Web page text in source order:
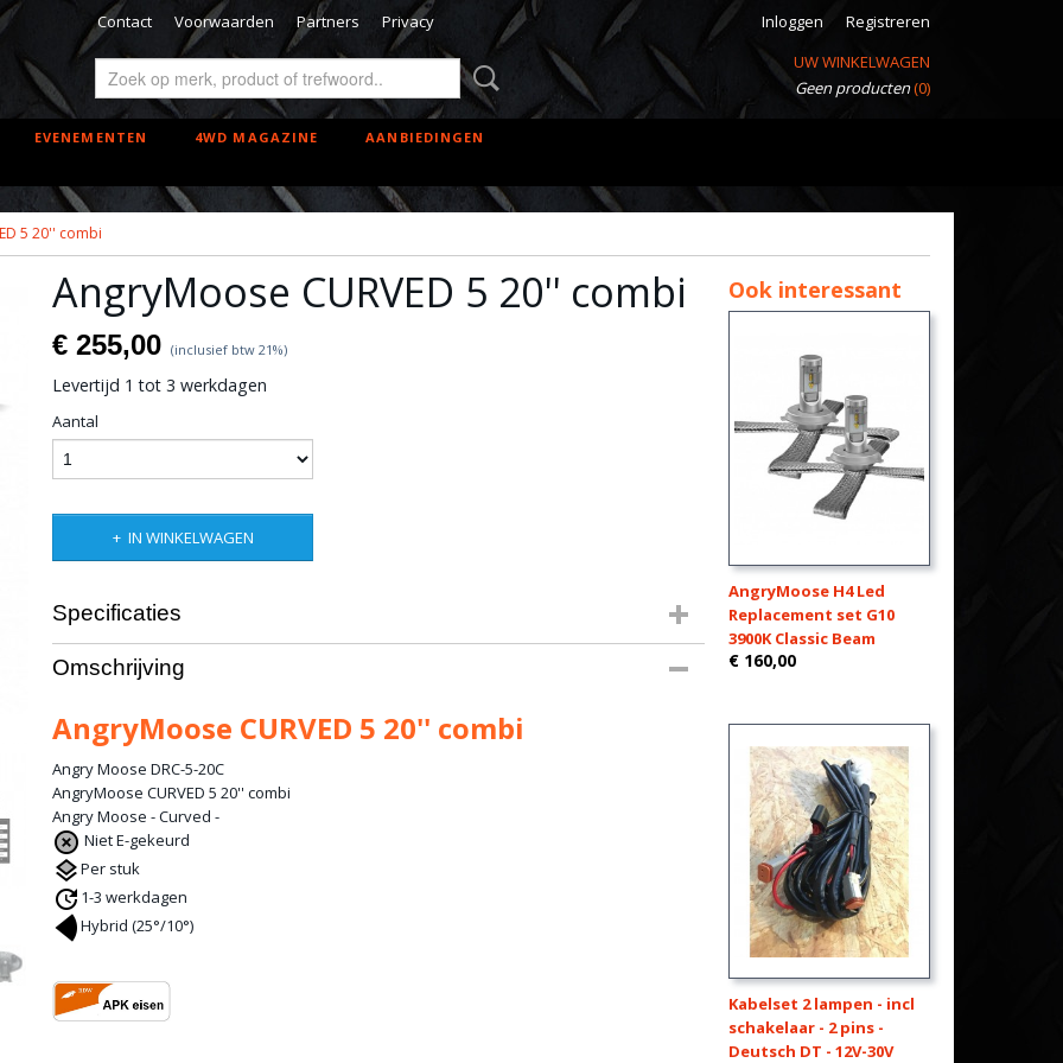
Contact Voorwaarden Partners Privacy Inloggen
Registreren
UW WINKELWAGEN
Geen producten(0)
EVENEMENTEN 4WD MAGAZINE AANBIEDINGEN
5 20'' combi
AngryMoose CURVED 5 20'' combi
€ 255,00 (inclusief btw 21%)
Levertijd 1 tot 3 werkdagen
Aantal
IN WINKELWAGEN
Specificaties
Productcode leverancier
Omschrijving
AngryMoose CURVED 5 20'' combi
Angry Moose DRC-5-20C
AngryMoose CURVED 5 20'' combi
Angry Moose - Curved -
Niet E-gekeurd
Per stuk
1-3 werkdagen
Hybrid (25°/10°)
Ook interessant
AngryMoose H4 Led
Replacement set G10
3900K Classic Beam
€ 160,00
Kabelset 2 lampen - incl
schakelaar - 2 pins -
Deutsch DT - 12V-30V